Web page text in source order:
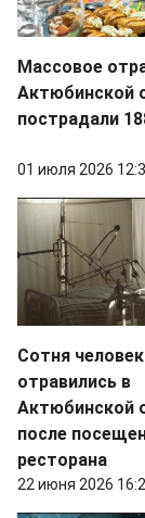
Массовое
Актюбинской
пострадали
01 июля 2026
Сотня человек
отравились в
Актюбинской
после
ресторана
22 июня 2026